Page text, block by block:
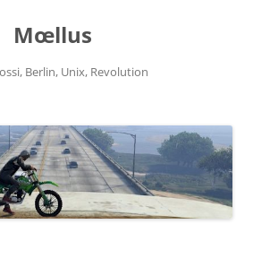
Mœllus
Berlin, Unix, Revolution